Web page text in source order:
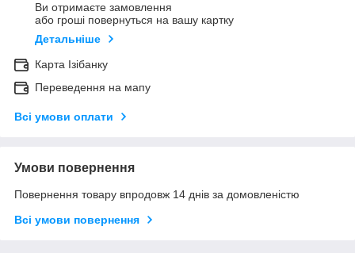
Ви отримаєте замовлення
або гроші повернуться на вашу картку
Детальніше
Карта Ізібанку
Переведення на мапу
Всі умови оплати
Умови повернення
Повернення товару впродовж 14 днів за домовленістю
Всі умови повернення